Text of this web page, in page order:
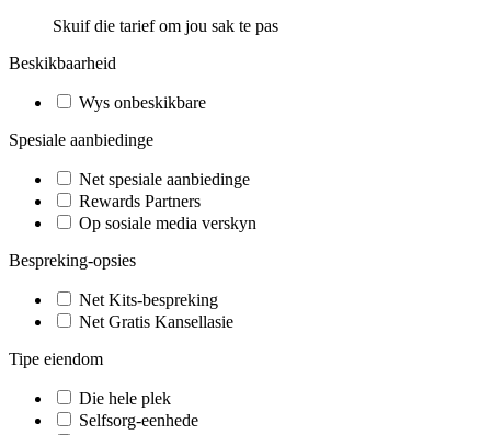
Skuif die tarief om jou sak te pas
Beskikbaarheid
Wys onbeskikbare
Spesiale aanbiedinge
Net spesiale aanbiedinge
Rewards Partners
Op sosiale media verskyn
Bespreking-opsies
Net Kits-bespreking
Net Gratis Kansellasie
Tipe eiendom
Die hele plek
Selfsorg-eenhede